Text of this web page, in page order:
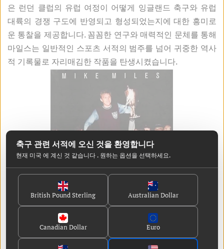
은 런던 클럽의 유럽 여정이 어떻게 잉글랜드 축구와 유럽
대륙의 경쟁 구도에 반영되고 형성되었는지에 대한 흥미로
운 통찰을 제공합니다. 꼼꼼한 연구와 매력적인 문체를 통해
마일스는 일반적인 스포츠 서적의 범주를 넘어 귀중한 역사
적 기록물로 자리매김한 작품을 탄생시켰습니다.
축구 관련 서적에 오신 것을 환영합니다
현재 미국 에 계신 것 같습니다 . 원하는 옵션을 선택하세요.
British Pound Sterling Australian Dollar
Canadian Dollar Euro